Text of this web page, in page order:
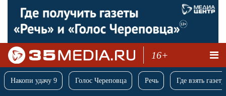
16+
Накопи удачу 9 Голос Череповца Речь Где взять